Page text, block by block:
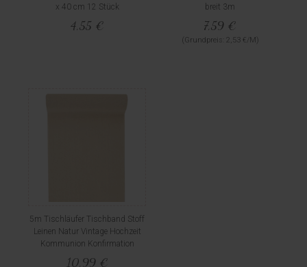
x 40 cm 12 Stück
4,55 €
breit 3m
7,59 €
(Grundpreis: 2,53 €/M)
5m Tischläufer Tischband Stoff
Leinen Natur Vintage Hochzeit
Kommunion Konfirmation
10,99 €